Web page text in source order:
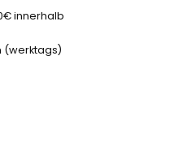
innerhalb
(werktags)